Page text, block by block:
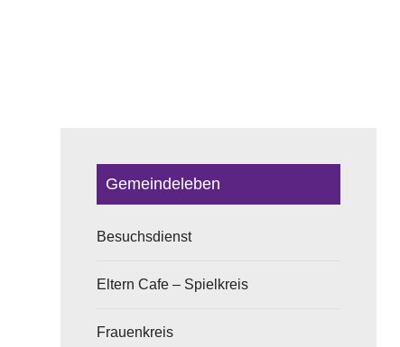
Gemeindeleben
Besuchsdienst
Eltern Cafe – Spielkreis
Frauenkreis